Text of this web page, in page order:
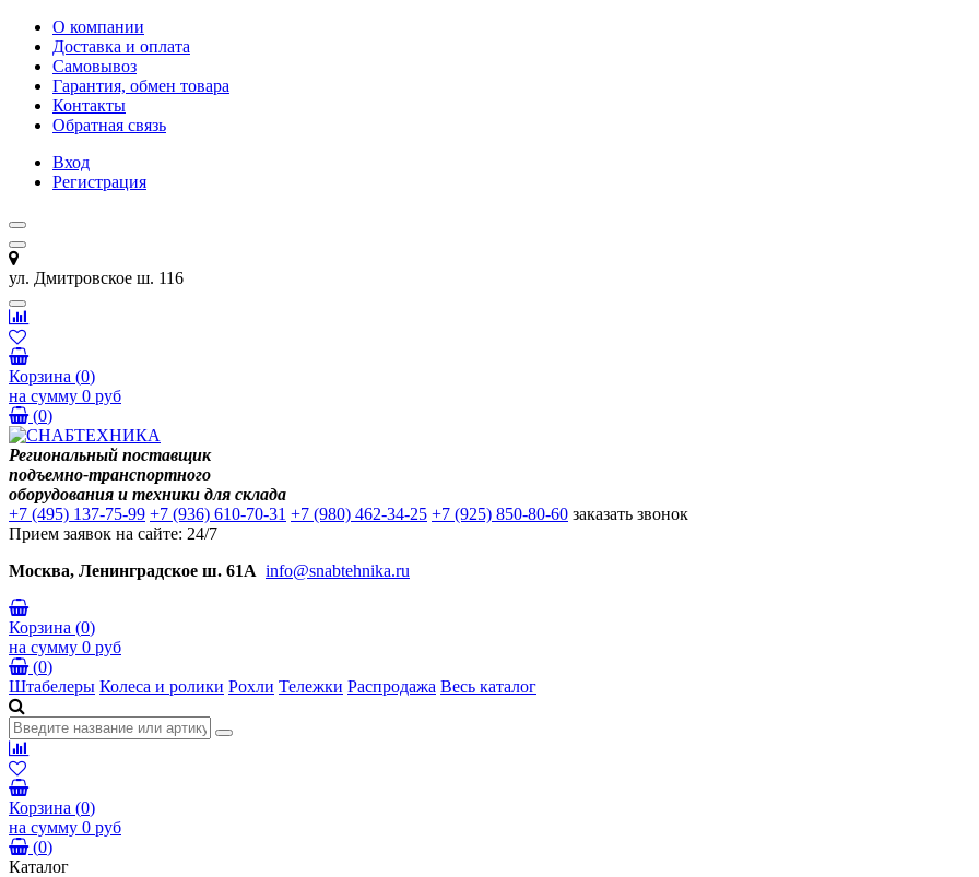
О компании
Доставка и оплата
Самовывоз
Гарантия, обмен товара
Контакты
Обратная связь
Вход
Регистрация
ул. Дмитровское ш. 116
Корзина (0)
на сумму 0 руб
(0)
Региональный поставщик
подъемно-транспортного
оборудования и техники для склада
+7 (495) 137-75-99 +7 (936) 610-70-31 +7 (980) 462-34-25 +7 (925) 850-80-60 заказать звонок
Прием заявок на сайте: 24/7
Москва, Ленинградское ш. 61А info@snabtehnika.ru
Корзина (0)
на сумму 0 руб
(0)
Штабелеры Колеса и ролики Рохли Тележки Распродажа Весь каталог
Корзина (0)
на сумму 0 руб
(0)
Каталог